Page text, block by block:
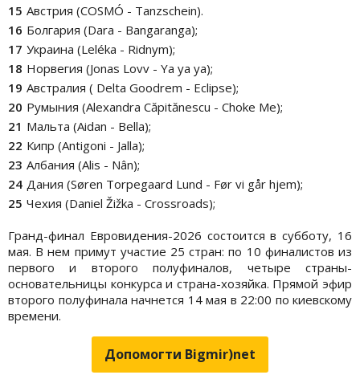
Австрия (COSMÓ - Tanzschein).
Болгария (Dara - Bangaranga);
Украина (Leléka - Ridnym);
Норвегия (Jonas Lovv - Ya ya ya);
Австралия ( Delta Goodrem - Eclipse);
Румыния (Alexandra Căpitănescu - Choke Me);
Мальта (Aidan - Bella);
Кипр (Antigoni - Jalla);
Албания (Alis - Nân);
Дания (Søren Torpegaard Lund - Før vi går hjem);
Чехия (Daniel Žižka - Crossroads);
Гранд-финал Евровидения-2026 состоится в субботу, 16
мая. В нем примут участие 25 стран: по 10 финалистов из
первого и второго полуфиналов, четыре страны-
основательницы конкурса и страна-хозяйка. Прямой эфир
второго полуфинала начнется 14 мая в 22:00 по киевскому
времени.
Допомогти Bigmir)net